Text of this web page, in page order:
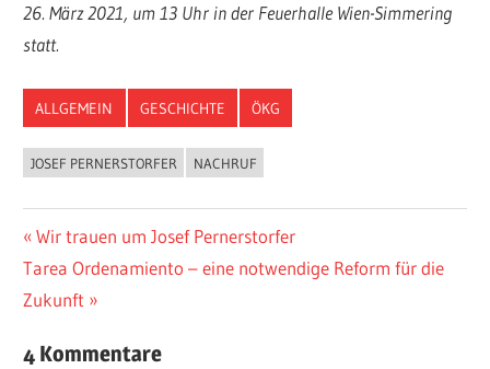
26. März 2021, um 13 Uhr in der Feuerhalle Wien-Simmering
statt.
ALLGEMEIN GESCHICHTE ÖKG
JOSEF PERNERSTORFER NACHRUF
Beitragsnavigation
Vorheriger
Beitrag:
Wir trauen um Josef Pernerstorfer
Nächster
Beitrag:
Tarea Ordenamiento – eine notwendige Reform für die
Zukunft
4 Kommentare